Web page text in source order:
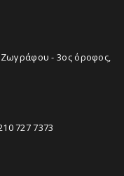
- 3ος όροφος,
727 7373